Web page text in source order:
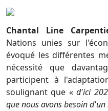
Chantal Line
Nations unies sur
évoqué les différentes
nécessité que
participent à
soulignant que «d'ici
que nous avons besoin